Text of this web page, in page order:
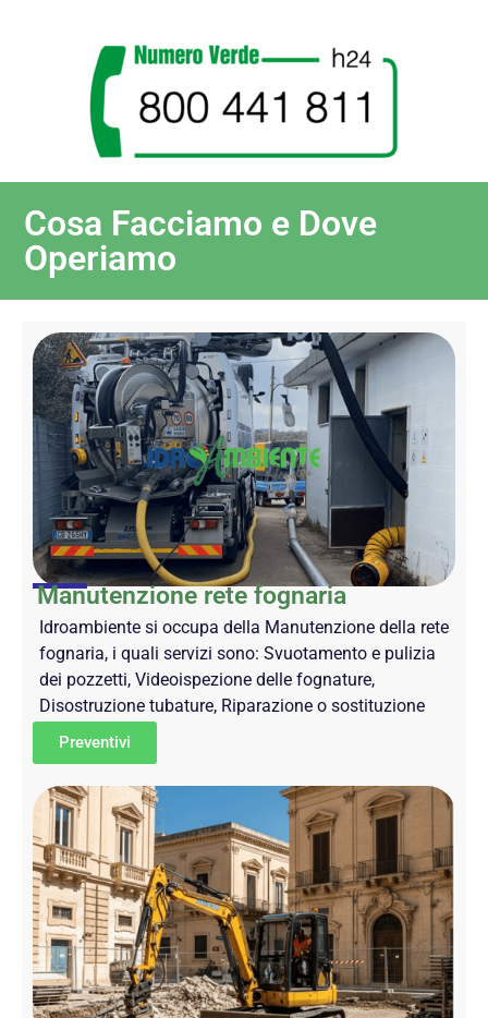
Cosa Facciamo e Dove
Operiamo
Manutenzione rete fognaria
Idroambiente si occupa della Manutenzione della rete
fognaria, i quali servizi sono: Svuotamento e pulizia
dei pozzetti, Videoispezione delle fognature,
Disostruzione tubature, Riparazione o sostituzione
Preventivi